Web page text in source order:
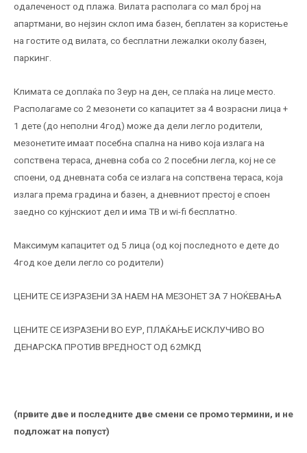
одалеченост од плажа. Вилата располага со мал број на
апартмани, во нејзин склоп има базен, беплатен за користење
на гостите од вилата, со бесплатни лежалки околу базен,
паркинг.
Климата се доплаќа по 3еур на ден, се плаќа на лице место.
Располагаме со 2 мезонети со капацитет за 4 возрасни лица +
1 дете (до неполни 4год) може да дели легло родители,
мезонетите имаат посебна спална на ниво која излага на
сопствена тераса, дневна соба со 2 посебни легла, кој не се
споени, од дневната соба се излага на сопствена тераса, која
излага према градина и базен, а дневниот престој е споен
заедно со кујнскиот дел и има ТВ и wi-fi бесплатно.
Максимум капацитет од 5 лица (од кој последното е дете до
4год кое дели легло со родители)
ЦЕНИТЕ СЕ ИЗРАЗЕНИ ЗА НАЕМ НА МЕЗОНЕТ ЗА 7 НОЌЕВАЊА
ЦЕНИТЕ СЕ ИЗРАЗЕНИ ВО ЕУР, ПЛАЌАЊЕ ИСКЛУЧИВО ВО
ДЕНАРСКА ПРОТИВ ВРЕДНОСТ ОД 62МКД
(првите две и последните две смени се промо термини, и не
подложат на попуст)